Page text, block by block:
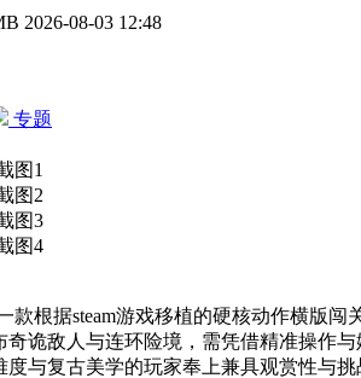
2026-08-03 12:48
专题
款根据steam游戏移植的硬核动作横版
奇诡敌人与连环险境，需凭借精准操作
度与复古美学的玩家奉上兼具观赏性与挑